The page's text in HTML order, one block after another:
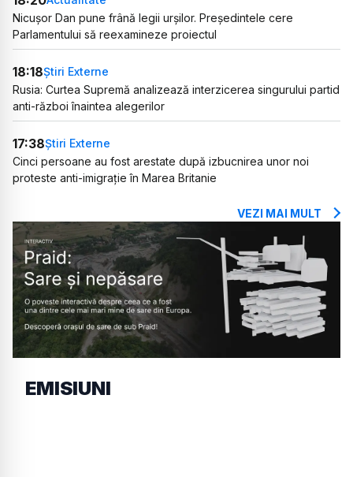
Nicușor Dan pune frână legii urșilor. Președintele cere
Parlamentului să reexamineze proiectul
18:18Știri Externe
Rusia: Curtea Supremă analizează interzicerea singurului partid
anti-război înaintea alegerilor
17:38Știri Externe
Cinci persoane au fost arestate după izbucnirea unor noi
proteste anti-imigrație în Marea Britanie
VEZI MAI MULT
EMISIUNI